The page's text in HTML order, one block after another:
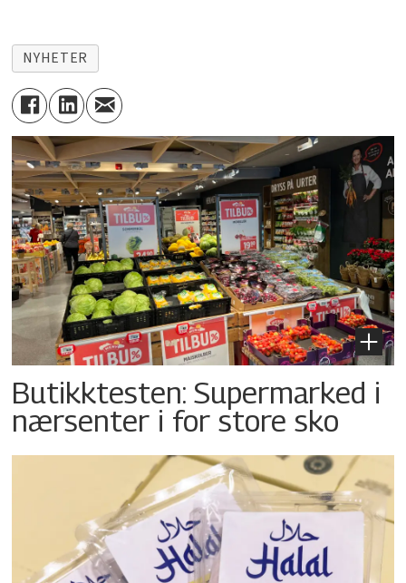
NYHETER
Butikktesten: Supermarked i
nærsenter i for store sko